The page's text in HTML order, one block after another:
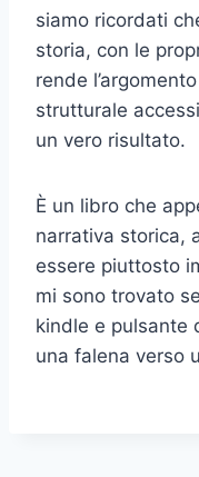
siamo ricordati
storia, con le
rende
strutturale
un vero risultato.
È un libro che
narrativa storica,
essere piuttosto
mi sono trovato
kindle e pulsante
una falena verso